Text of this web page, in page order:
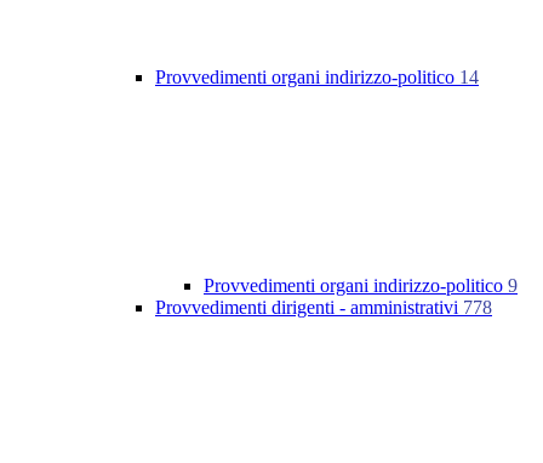
Provvedimenti organi indirizzo-politico 14
Provvedimenti organi indirizzo-politico 9
Provvedimenti dirigenti - amministrativi 778